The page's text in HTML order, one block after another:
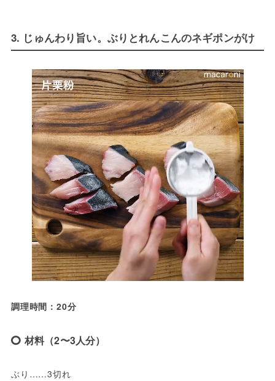
3. じゅんわり旨い。ぶりとれんこんのネギポンがけ
調理時間：20分
材料（2〜3人分）
ぶり……3切れ